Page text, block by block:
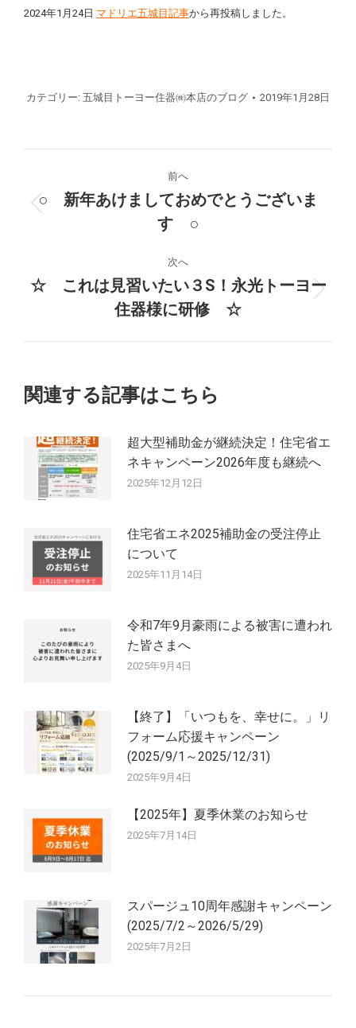
2024年1月24日 マドリエ五城目記事から再投稿しました。
カテゴリー: 五城目トーヨー住器㈱本店のブログ 2019年1月28日
稿
ビ
ー
ョ
ン
前へ
前
稿:
○ 新年あけましておめでとうございま
す ○
次へ
次
の
☆ これは見習いたい３S！永光トーヨー
住器様に研修 ☆
関連する記事はこちら
超大型補助金が継続決定！住宅省エ
ネキャンペーン2026年度も継続へ
2025年12月12日
住宅省エネ2025補助金の受注停止
について
2025年11月14日
令和7年9月豪雨による被害に遭われ
た皆さまへ
2025年9月4日
【終了】「いつもを、幸せに。」リ
フォーム応援キャンペーン
(2025/9/1～2025/12/31)
2025年9月4日
【2025年】夏季休業のお知らせ
2025年7月14日
スパージュ10周年感謝キャンペーン
(2025/7/2～2026/5/29)
2025年7月2日